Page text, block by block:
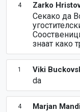
4 Zarko
Секако да
знаат како
1 Viki
da
4 Marjan